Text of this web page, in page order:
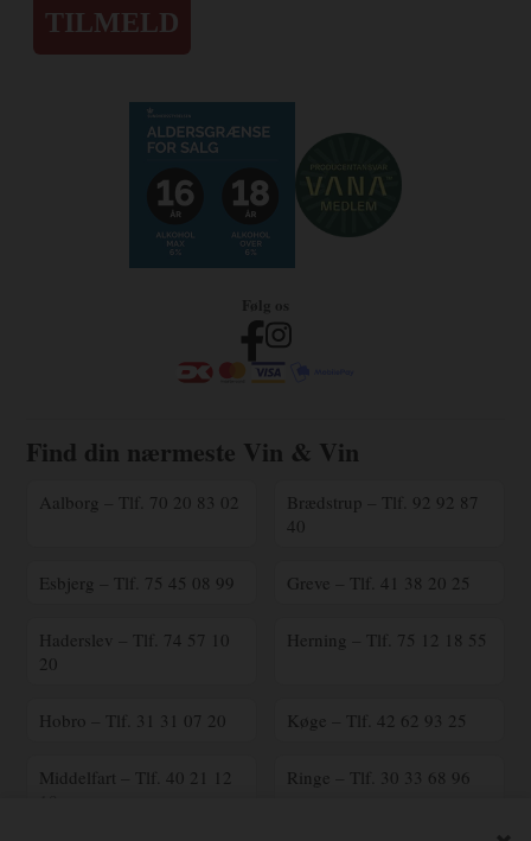
TILMELD
Følg os
Find din nærmeste Vin & Vin
Aalborg – Tlf. 70 20 83 02
Brædstrup – Tlf. 92 92 87
40
Esbjerg – Tlf. 75 45 08 99 Greve – Tlf. 41 38 20 25
Haderslev – Tlf. 74 57 10
20
Herning – Tlf. 75 12 18 55
Hobro – Tlf. 31 31 07 20 Køge – Tlf. 42 62 93 25
Middelfart – Tlf. 40 21 12
Ringe – Tlf. 30 33 68 96